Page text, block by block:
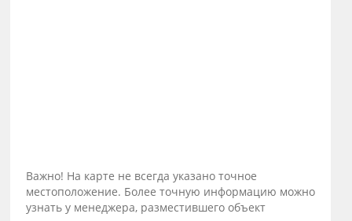
Важно! На карте не всегда указано точное
местоположение. Более точную информацию можно
узнать у менеджера, разместившего объект